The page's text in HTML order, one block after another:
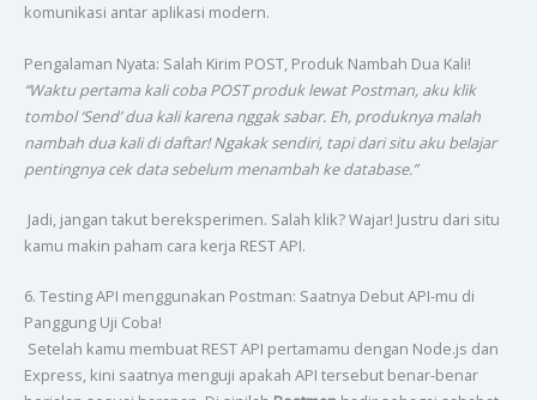
komunikasi antar aplikasi modern.
Pengalaman Nyata: Salah Kirim POST, Produk Nambah Dua Kali!
“Waktu pertama kali coba POST produk lewat Postman, aku klik
tombol ‘Send’ dua kali karena nggak sabar. Eh, produknya malah
nambah dua kali di daftar! Ngakak sendiri, tapi dari situ aku belajar
pentingnya cek data sebelum menambah ke database.”
Jadi, jangan takut bereksperimen. Salah klik? Wajar! Justru dari situ
kamu makin paham cara kerja REST API.
6. Testing API menggunakan Postman: Saatnya Debut API-mu di
Panggung Uji Coba!
Setelah kamu membuat REST API pertamamu dengan Node.js dan
Express, kini saatnya menguji apakah API tersebut benar-benar